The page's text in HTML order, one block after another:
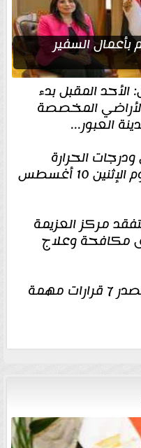
بأعمال السفير
الأحد المقبل بدء
المخصصة
العبور...
الحرارة
المتوقعة اليوم الإثنين 10 أغسطس
مركز العزيمة
مكافحة وعلاج
مهمة